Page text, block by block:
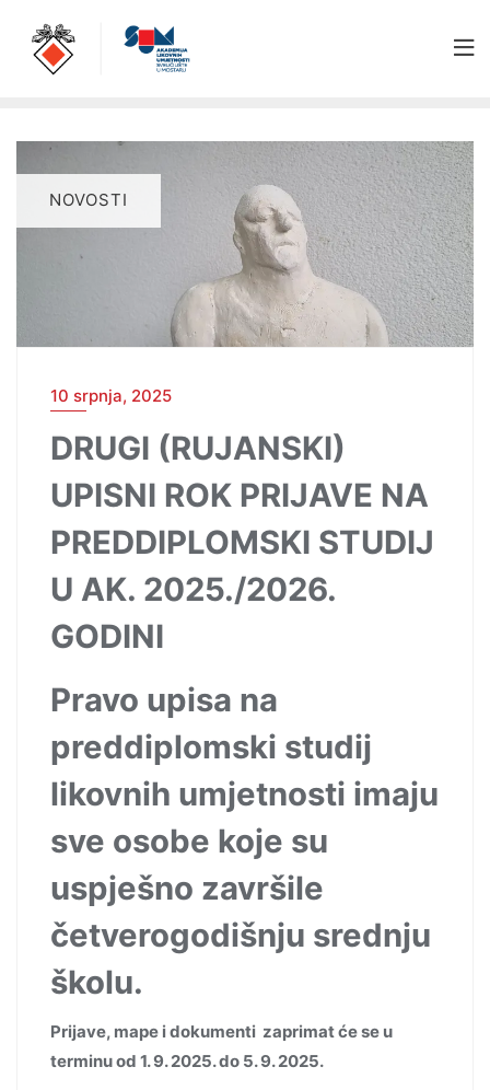
NOVOSTI
10 srpnja, 2025
DRUGI (RUJANSKI)
UPISNI ROK PRIJAVE NA
PREDDIPLOMSKI STUDIJ
U AK. 2025./2026.
GODINI
Pravo upisa na
preddiplomski studij
likovnih umjetnosti imaju
sve osobe koje su
uspješno završile
četverogodišnju srednju
školu.
Prijave, mape i dokumenti zaprimat će se u
terminu od 1. 9. 2025. do 5. 9. 2025.